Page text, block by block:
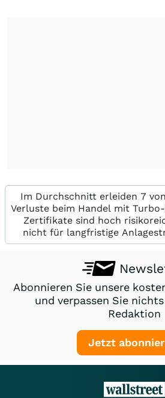
Im Durchschnitt erleiden 7
Verluste beim Handel mit
Zertifikate sind hoch
nicht für langfristige
Abonnieren Sie unsere
und verpassen Sie
Redaktion
Jetzt